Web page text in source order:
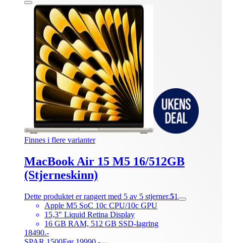
Finnes i flere varianter
MacBook Air 15 M5 16/512GB
(Stjerneskinn)
Dette produktet er rangert med 5 av 5 stjerner.51
Apple M5 SoC 10c CPU/10c GPU
15,3" Liquid Retina Display
16 GB RAM, 512 GB SSD-lagring
18490.-